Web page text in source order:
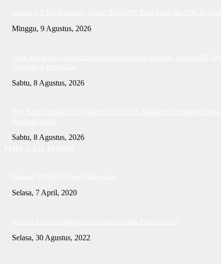
Minggu, 9 Agustus, 2026
Sabtu, 8 Agustus, 2026
Sabtu, 8 Agustus, 2026
Selasa, 7 April, 2020
Selasa, 30 Agustus, 2022